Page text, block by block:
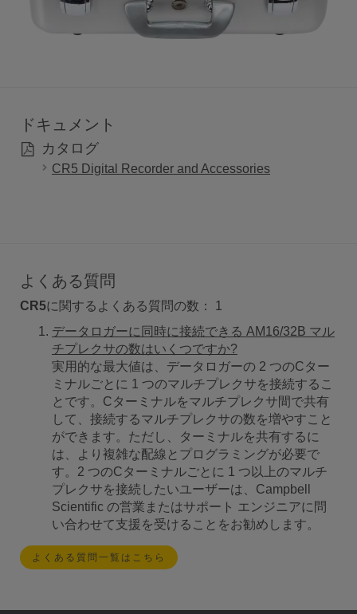
ドキュメント
カタログ
CR5 Digital Recorder and Accessories
よくある質問
CR5に関するよくある質問の数： 1
データロガーに同時に接続できる AM16/32B マル
チプレクサの数はいくつですか?
実用的な最大値は、データロガーの 2 つのCター
ミナルごとに 1 つのマルチプレクサを接続するこ
とです。Cターミナルをマルチプレクサ間で共有
して、接続するマルチプレクサの数を増やすこと
ができます。ただし、ターミナルを共有するに
は、より複雑な配線とプログラミングが必要で
す。2 つのCターミナルごとに 1 つ以上のマルチ
プレクサを接続したいユーザーは、Campbell
Scientific の営業またはサポート エンジニアに問
い合わせて支援を受けることをお勧めします。
よくある質問一覧はこちら